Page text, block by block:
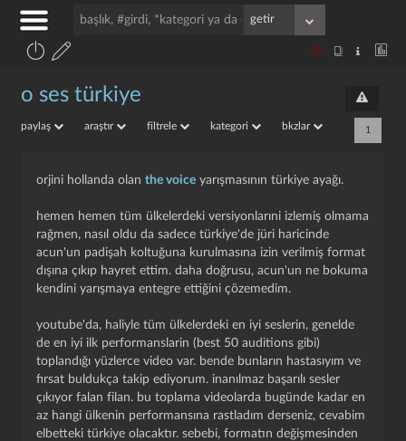
o ses türkiye
paylaş araştır filtrele kategori bkzlar 1
orjini hollanda olan the voice yarışmasının türkiye ayağı.
hemen hemen tüm ülkelerdeki versiyonlarıni izlemiş olmama
rağmen, nasıl oldu da sadece türkiye'de jüri haricinde
acun'un padişah koltuğuna kurulmasına izin verilmiş format
dışına çıkıp hayret ettim. daha doğrusu, acun'un ne bokuma
kendini yarışmaya entegre ettiğini çözemedim.
youtube'da, haliyle tüm ülkelerdeki en iyi seslerin, genelde
de en iyi ilk performanslarin (best 50 auditions gibi)
toplandığı yüzlerce video var. bende bunların hastasıyım ve
fırsat buldukça takip ediyorum. i̇nanılmaz başarılı sesler
çıkıyor falan filan. bu toplama videolarda bugünde kadar en
az hangi ülkenin performansına rastladım derseniz, cevabim
elbetteki türkiye olacaktır. sebebi, formatın değişmesinden